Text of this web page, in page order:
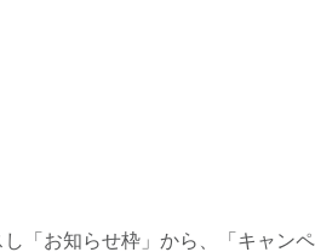
「お知らせ枠」から、「キャン